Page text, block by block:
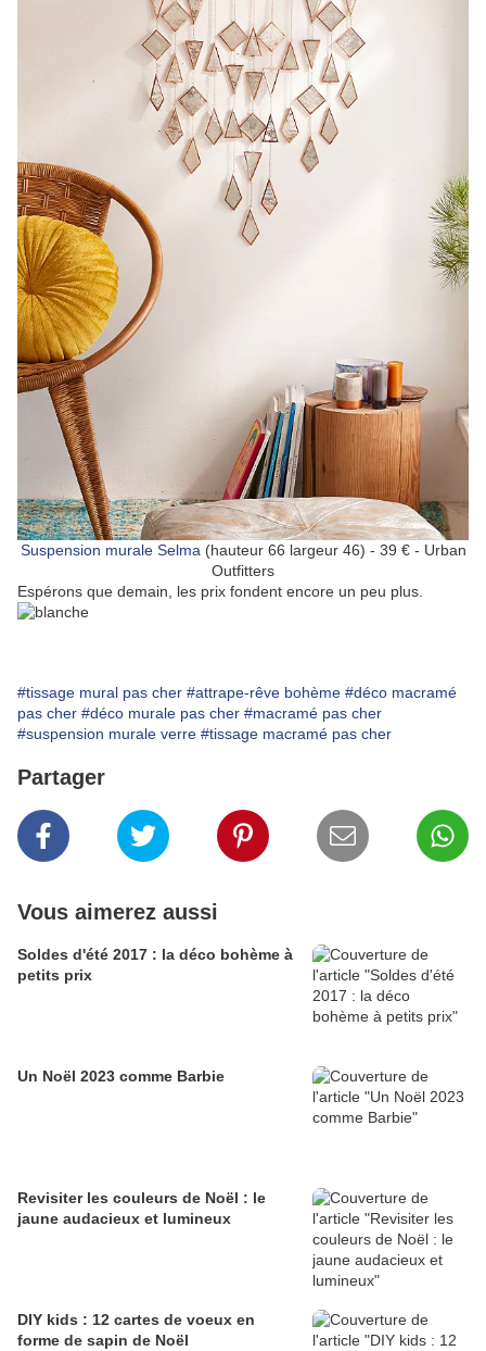
Suspension murale Selma (hauteur 66 largeur 46) - 39 € - Urban
Outfitters
Espérons que demain, les prix fondent encore un peu plus.
#tissage mural pas cher #attrape-rêve bohème #déco macramé
pas cher #déco murale pas cher #macramé pas cher
#suspension murale verre #tissage macramé pas cher
Partager
Vous aimerez aussi
Soldes d'été 2017 : la déco bohème à
petits prix
Un Noël 2023 comme Barbie
Revisiter les couleurs de Noël : le
jaune audacieux et lumineux
DIY kids : 12 cartes de voeux en
forme de sapin de Noël